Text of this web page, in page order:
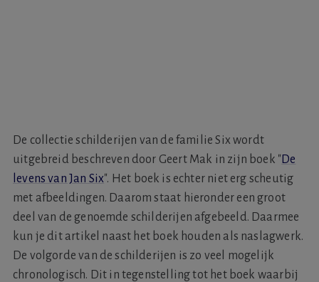
De collectie schilderijen van de familie Six wordt
uitgebreid beschreven door Geert Mak in zijn boek " De
levens van Jan Six". Het boek is echter niet erg scheutig
met afbeeldingen. Daarom staat hieronder een groot
deel van de genoemde schilderijen afgebeeld. Daarmee
kun je dit artikel naast het boek houden als naslagwerk.
De volgorde van de schilderijen is zo veel mogelijk
chronologisch. Dit in tegenstelling tot het boek waarbij